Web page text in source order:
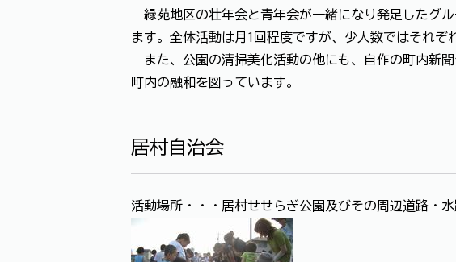
緑苑地区の壮年会と青年会が一緒になり発足したグ
ます。全体活動は月1回程度ですが、少人数ではそれぞ
また、公園の清掃美化活動の他にも、自作の町内新
町内の融和を図っています。
居村自治会
活動場所・・・居村せせらぎ公園及びその周辺道路・水